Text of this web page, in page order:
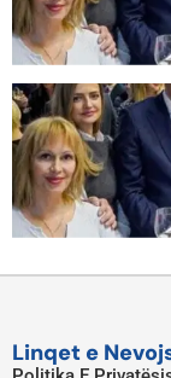
Linqet e